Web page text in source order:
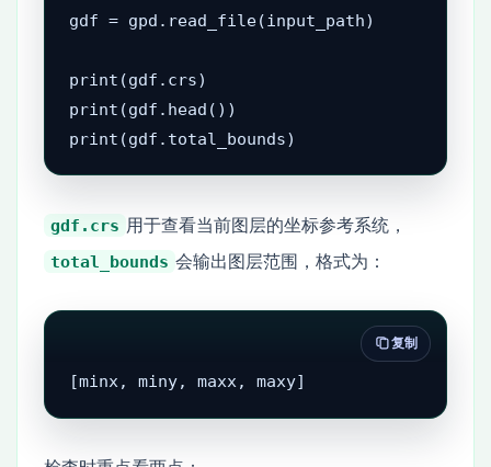
gdf = gpd.read_file(input_path)
print(gdf.crs)
print(gdf.head())
print(gdf.total_bounds)
gdf.crs 用于查看当前图层的坐标参考系统，
total_bounds 会输出图层范围，格式为：
[minx, miny, maxx, maxy]
复制